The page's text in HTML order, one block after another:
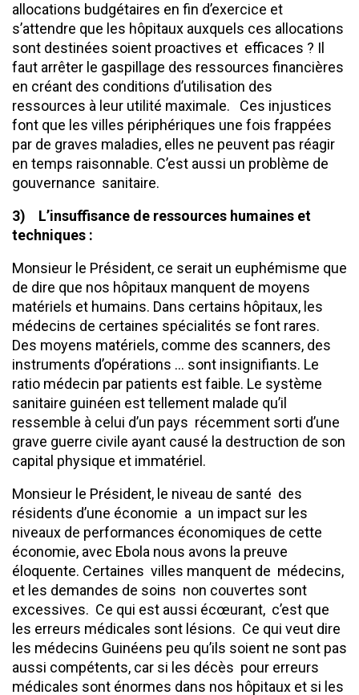
allocations budgétaires en fin d’exercice et
s’attendre que les hôpitaux auxquels ces allocations
sont destinées soient proactives et efficaces ? Il
faut arrêter le gaspillage des ressources financières
en créant des conditions d’utilisation des
ressources à leur utilité maximale. Ces injustices
font que les villes périphériques une fois frappées
par de graves maladies, elles ne peuvent pas réagir
en temps raisonnable. C’est aussi un problème de
gouvernance sanitaire.
3) L’insuffisance de ressources humaines et
techniques :
Monsieur le Président, ce serait un euphémisme que
de dire que nos hôpitaux manquent de moyens
matériels et humains. Dans certains hôpitaux, les
médecins de certaines spécialités se font rares.
Des moyens matériels, comme des scanners, des
instruments d’opérations … sont insignifiants. Le
ratio médecin par patients est faible. Le système
sanitaire guinéen est tellement malade qu’il
ressemble à celui d’un pays récemment sorti d’une
grave guerre civile ayant causé la destruction de son
capital physique et immatériel.
Monsieur le Président, le niveau de santé des
résidents d’une économie a un impact sur les
niveaux de performances économiques de cette
économie, avec Ebola nous avons la preuve
éloquente. Certaines villes manquent de médecins,
et les demandes de soins non couvertes sont
excessives. Ce qui est aussi écœurant, c’est que
les erreurs médicales sont lésions. Ce qui veut dire
les médecins Guinéens peu qu’ils soient ne sont pas
aussi compétents, car si les décès pour erreurs
médicales sont énormes dans nos hôpitaux et si les